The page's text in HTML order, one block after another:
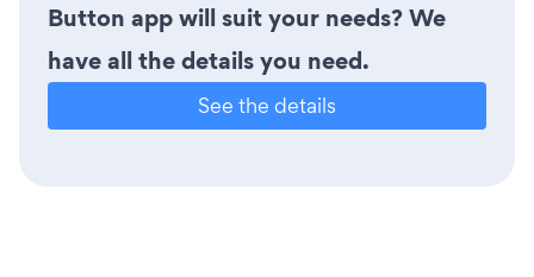
Button app will suit your needs? We
have all the details you need.
See the details